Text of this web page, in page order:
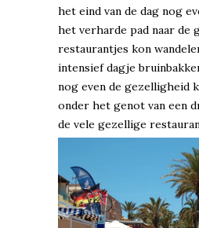
het eind van de dag nog
het verharde pad naar de
restaurantjes kon
intensief dagje
nog even de gezelligheid
onder het genot van een
de vele gezellige